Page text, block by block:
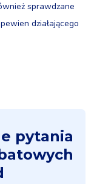
sprawdzane
działającego
pytania